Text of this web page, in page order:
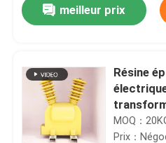
meilleur prix
Résine
MOQ：
Prix：